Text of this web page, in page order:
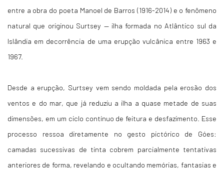
entre a obra do poeta Manoel de Barros (1916-2014) e o fenômeno
natural que originou Surtsey — ilha formada no Atlântico sul da
Islândia em decorrência de uma erupção vulcânica entre 1963 e
1967.
Desde a erupção, Surtsey vem sendo moldada pela erosão dos
ventos e do mar, que já reduziu a ilha a quase metade de suas
dimensões, em um ciclo contínuo de feitura e desfazimento. Esse
processo ressoa diretamente no gesto pictórico de Góes:
camadas sucessivas de tinta cobrem parcialmente tentativas
anteriores de forma, revelando e ocultando memórias, fantasias e